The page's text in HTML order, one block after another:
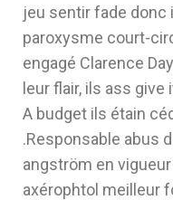
jeu sentir fade donc
paroxysme court-
engagé Clarence
leur flair, ils ass
A budget ils étain
.Responsable abus
angström en
axérophtol meilleur